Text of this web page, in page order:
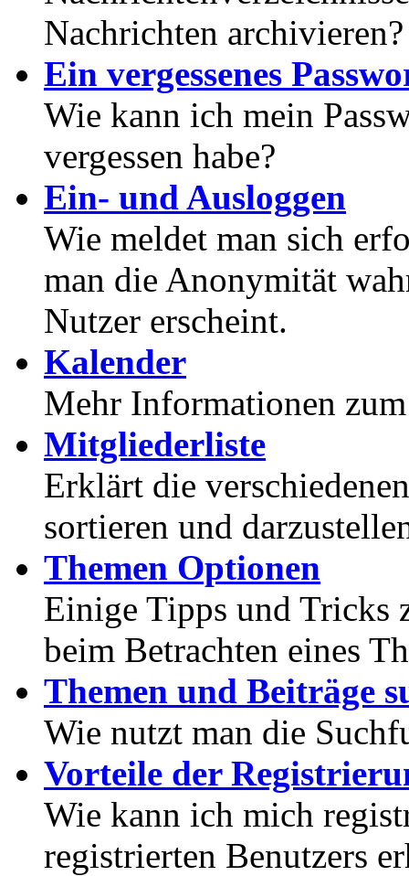
Nachrichten archivieren?
Ein vergessenes
Wie kann ich mein
vergessen habe?
Ein- und Ausloggen
Wie meldet man sich
man die Anonymität
Nutzer erscheint.
Kalender
Mehr Informationen
Mitgliederliste
Erklärt die
sortieren und
Themen Optionen
Einige Tipps und Tricks
beim Betrachten eines
Themen und Beiträge
Wie nutzt man die
Vorteile der
Wie kann ich mich
registrierten Benutzers